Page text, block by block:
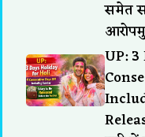
समेत
UP: